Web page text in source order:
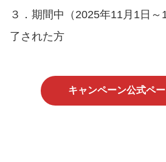
３．期間中（2025年11月1日
了された方
キャンペーン公式ペ